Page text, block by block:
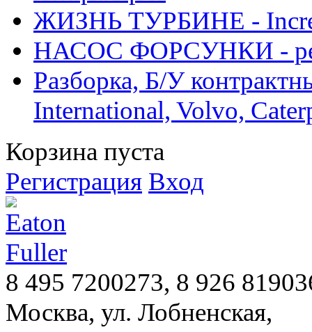
ЖИЗНЬ ТУРБИНЕ -
НАСОС ФОРСУНКИ -
Разборка, Б/У
International, Volvo,
Корзина пуста
Регистрация Вход
8 495 7200273, 8 926
Москва, ул. Лобненская,